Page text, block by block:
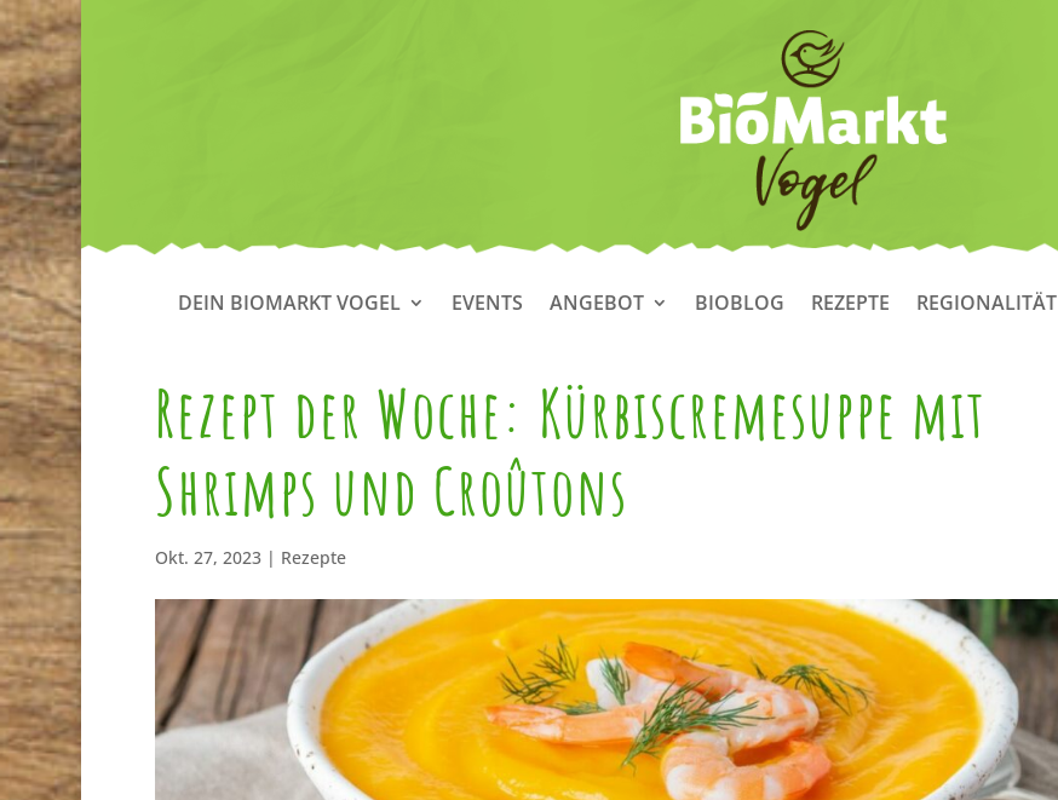
DEIN BIOMARKT VOGEL EVENTS ANGEBOT BIOBLOG REZEPTE REGIONALITÄT
Rezept der Woche: Kürbiscremesuppe mit
Shrimps und Croûtons
Okt. 27, 2023| Rezepte